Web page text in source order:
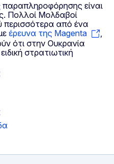
είναι
Πολλοί Μολδαβοί
περισσότερα από ένα
έρευνα της Magenta
,
ότι στην Ουκρανία
στρατιωτική